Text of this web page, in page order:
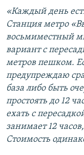
«Каждый день
Станция метро
восьмиместный
вариант с
метров пешком.
предупреждаю
база либо быть
простоять до 12
ехать с
занимает 12
Стоимость